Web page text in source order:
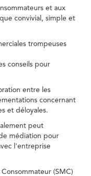
et aux
convivial, simple et
trompeuses
conseils pour
entre les
concernant
et déloyales.
peut
médiation pour
l'entreprise
(SMC)